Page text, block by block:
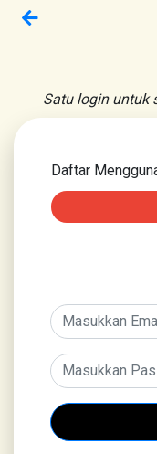
Satu login untuk
Daftar